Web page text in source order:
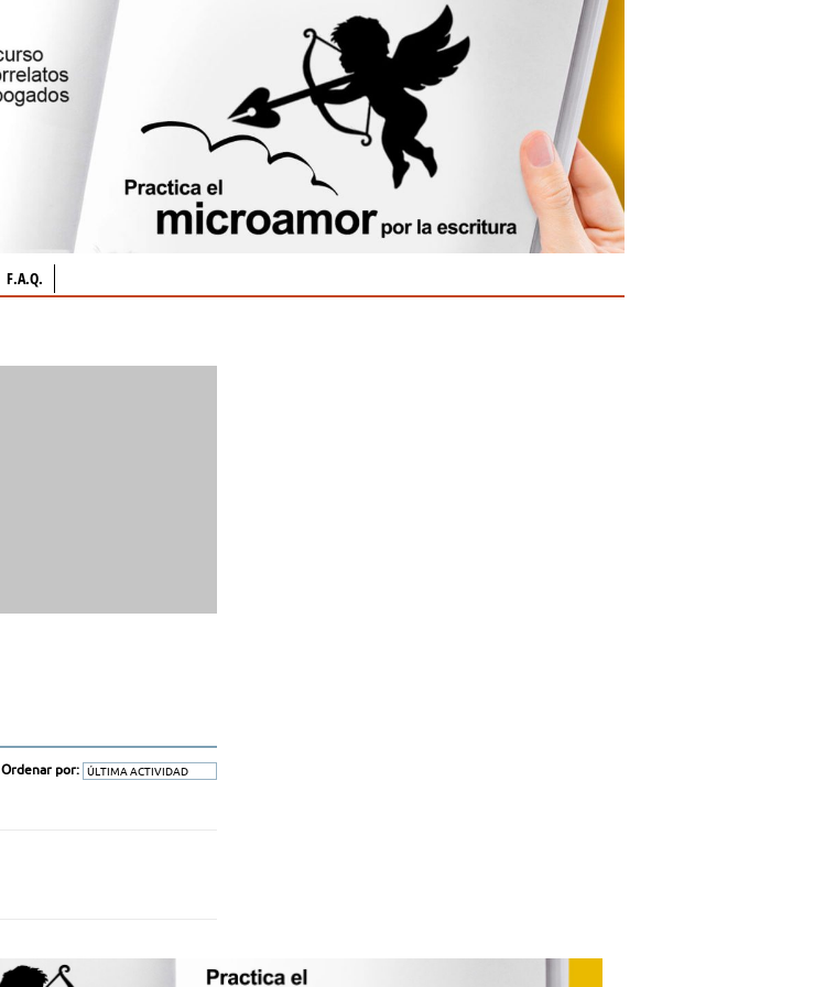
F.A.Q.
Ordenar por: